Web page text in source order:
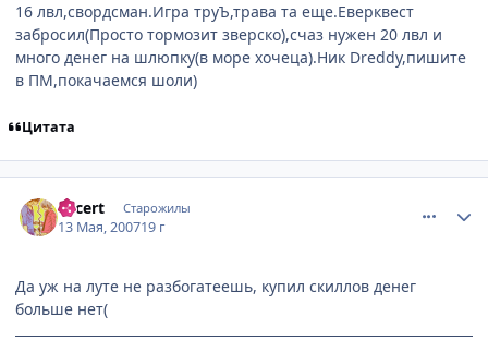
16 лвл,свордсман.Игра труЪ,трава та еще.Еверквест
забросил(Просто тормозит зверско),счаз нужен 20 лвл и
много денег на шлюпку(в море хочеца).Ник Dreddy,пишите
в ПМ,покачаемся шоли)
Цитата
Lacert Старожилы
13 Мая, 200719 г
Да уж на луте не разбогатеешь, купил скиллов денег
больше нет(